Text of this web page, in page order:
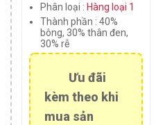
Phân loại : Hàng loại 1
Thành phần : 40%
bông, 30% thân đen,
30% rễ
Ưu đãi
kèm theo khi
mua sản